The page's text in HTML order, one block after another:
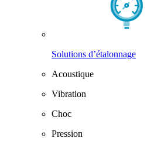
Solutions d’étalonnage
Acoustique
Vibration
Choc
Pression